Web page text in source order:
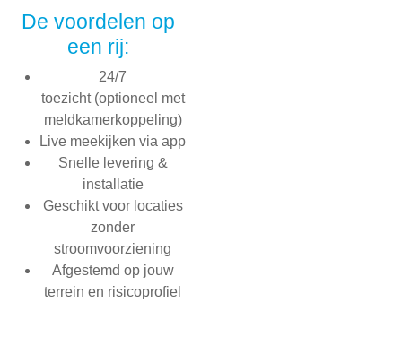
De voordelen op
een rij:
24/7
toezicht (optioneel met
meldkamerkoppeling)
Live meekijken via app
Snelle levering &
installatie
Geschikt voor locaties
zonder
stroomvoorziening
Afgestemd op jouw
terrein en risicoprofiel